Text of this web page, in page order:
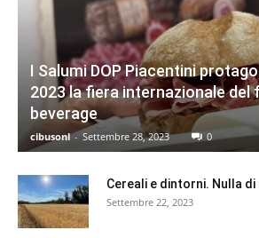
I Salumi DOP Piacentini
2023 la fiera internazionale del
beverage
cibusonl - Settembre 28, 2023 0
Cereali e dintorni. Nulla
Settembre 22, 2023